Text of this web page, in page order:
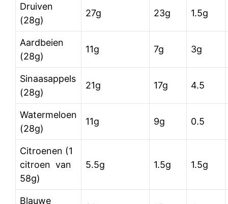
Druiven
(28g)
27g 23g 1.5g
Aardbeien
(28g)
11g 7g 3g
Sinaasappels
(28g)
21g 17g 4.5
Watermeloen
(28g)
11g 9g 0.5
Citroenen (1
citroen van
58g)
5.5g 1.5g 1.5g
Blauwe